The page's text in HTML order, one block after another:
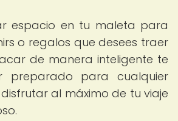
espacio en tu maleta para
o regalos que desees traer
de manera inteligente te
preparado para cualquier
al máximo de tu viaje